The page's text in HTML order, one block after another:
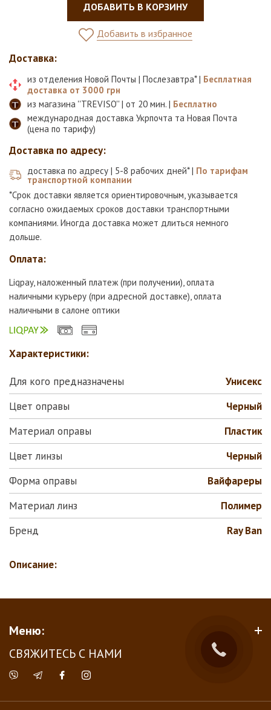
Доставка:
из отделения Новой Почты | Послезавтра* | Бесплатная
доставка от 3000 грн
из магазина ''TREVISO'' | от 20 мин. | Бесплатно
международная доставка Укрпочта та Новая Почта
(цена по тарифу)
Доставка по адресу:
доставка по адресу | 5-8 рабочих дней* | По тарифам
транспортной компании
*Срок доставки является ориентировочным, указывается
согласно ожидаемых сроков доставки транспортными
компаниями. Иногда доставка может длиться немного
дольше.
Оплата:
Liqpay, наложенный платеж (при получении), оплата
наличными курьеру (при адресной доставке), оплата
наличными в салоне оптики
ДОБАВИТЬ В КОРЗИНУ
Добавить в избранное
Характеристики:
Для кого предназначены
Унисекс
Цвет оправы
Черный
Материал оправы
Пластик
Цвет линзы
Черный
Форма оправы
Вайфареры
Материал линз
Полимер
Бренд
Ray Ban
Описание:
Меню:
СВЯЖИТЕСЬ С НАМИ